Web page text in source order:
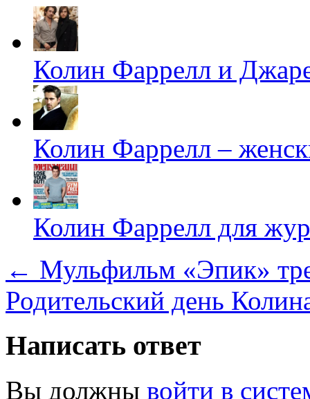
Колин Фаррелл и
Колин Фаррелл –
Колин Фаррелл для
← Мульфильм «Эпик»
Родительский день
Написать ответ
Вы должны войти в